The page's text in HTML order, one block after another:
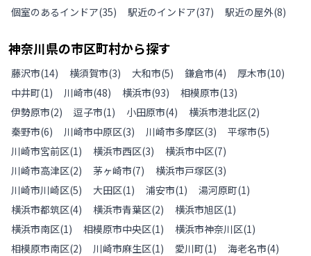
個室のあるインドア(35) 駅近のインドア(37) 駅近の屋外(8)
神奈川県の市区町村から探す
藤沢市(14) 横須賀市(3) 大和市(5) 鎌倉市(4) 厚木市(10)
中井町(1) 川崎市(48) 横浜市(93) 相模原市(13)
伊勢原市(2) 逗子市(1) 小田原市(4) 横浜市港北区(2)
秦野市(6) 川崎市中原区(3) 川崎市多摩区(3) 平塚市(5)
川崎市宮前区(1) 横浜市西区(3) 横浜市中区(7)
川崎市高津区(2) 茅ヶ崎市(7) 横浜市戸塚区(3)
川崎市川崎区(5) 大田区(1) 浦安市(1) 湯河原町(1)
横浜市都筑区(4) 横浜市青葉区(2) 横浜市旭区(1)
横浜市南区(1) 相模原市中央区(1) 横浜市神奈川区(1)
相模原市南区(2) 川崎市麻生区(1) 愛川町(1) 海老名市(4)